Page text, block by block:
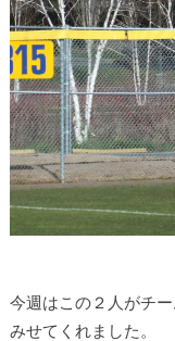
今週はこの２人がチ
みせてくれました。